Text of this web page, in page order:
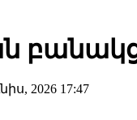
2026 17:47